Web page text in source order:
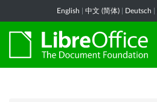
English 中文 (简体) Deutsch